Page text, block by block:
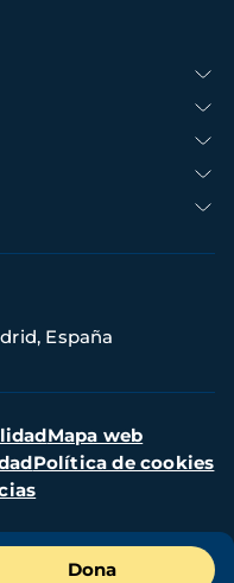
Dona
España
Mapa web
Política de cookies